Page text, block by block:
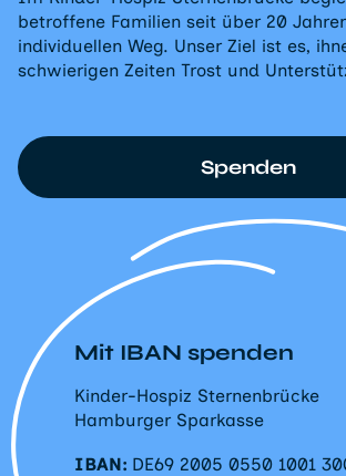
betroffene Familien seit über 20
individuellen Weg. Unser Ziel ist es,
schwierigen Zeiten Trost und
Mit IBAN spenden
Kinder-Hospiz Sternenbrücke
Hamburger Sparkasse
IBAN: DE69 2005 0550 1001
Spenden